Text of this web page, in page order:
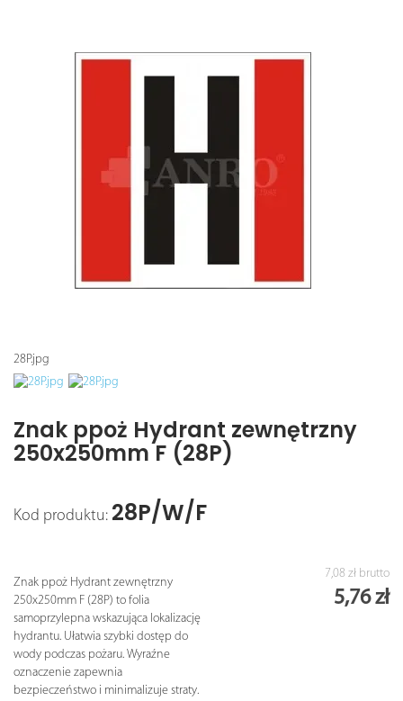
28P.jpg
Znak ppoż Hydrant zewnętrzny
250x250mm F (28P)
Kod produktu: 28P/W/F
Znak ppoż Hydrant zewnętrzny
250x250mm F (28P) to folia
samoprzylepna wskazująca lokalizację
hydrantu. Ułatwia szybki dostęp do
wody podczas pożaru. Wyraźne
oznaczenie zapewnia
bezpieczeństwo i minimalizuje straty.
7,08 zł brutto
5,76 zł